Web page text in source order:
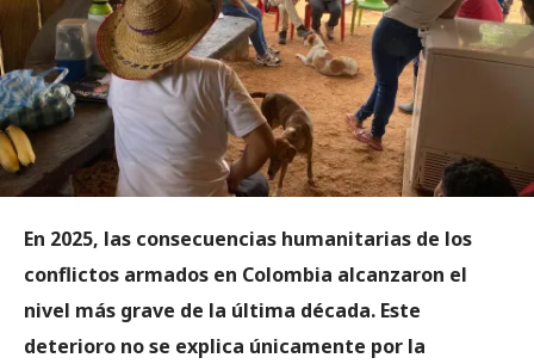
En 2025, las consecuencias humanitarias de los
conflictos armados en Colombia alcanzaron el
nivel más grave de la última década. Este
deterioro no se explica únicamente por la